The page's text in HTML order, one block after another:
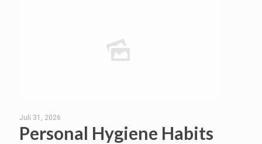
Juli 31, 2026
Personal Hygiene Habits